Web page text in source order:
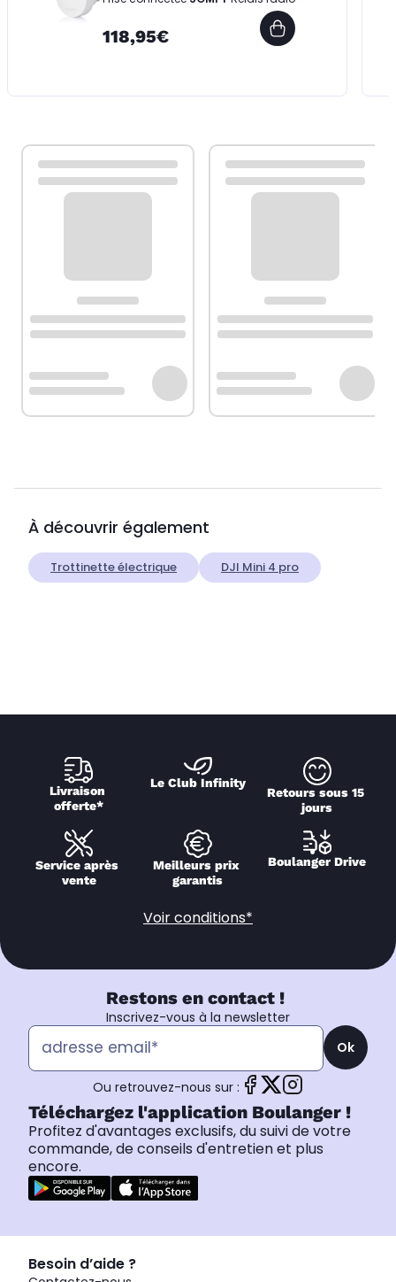
118,95€
À découvrir également
Trottinette électrique DJI Mini 4 pro
Livraison
offerte*
Le Club Infinity
Retours sous 15
jours
Service après
vente
Meilleurs prix
garantis
Boulanger Drive
Voir conditions*
Restons en contact !
Inscrivez-vous à la newsletter
Ok
Ou retrouvez-nous sur :
Téléchargez l'application Boulanger !
Profitez d'avantages exclusifs, du suivi de votre
commande, de conseils d'entretien et plus
encore.
Besoin d’aide ?